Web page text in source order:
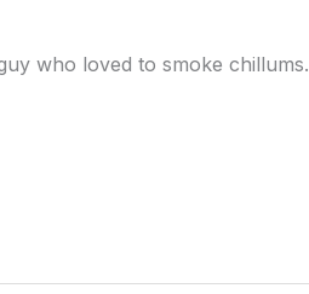
who loved to smoke chillums.